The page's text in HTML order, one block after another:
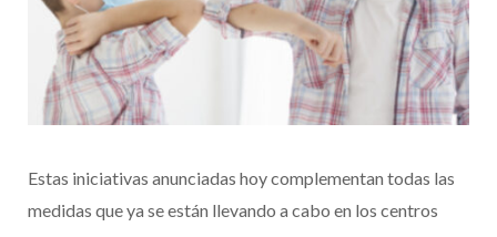
Estas iniciativas anunciadas hoy complementan todas las
medidas que ya se están llevando a cabo en los centros